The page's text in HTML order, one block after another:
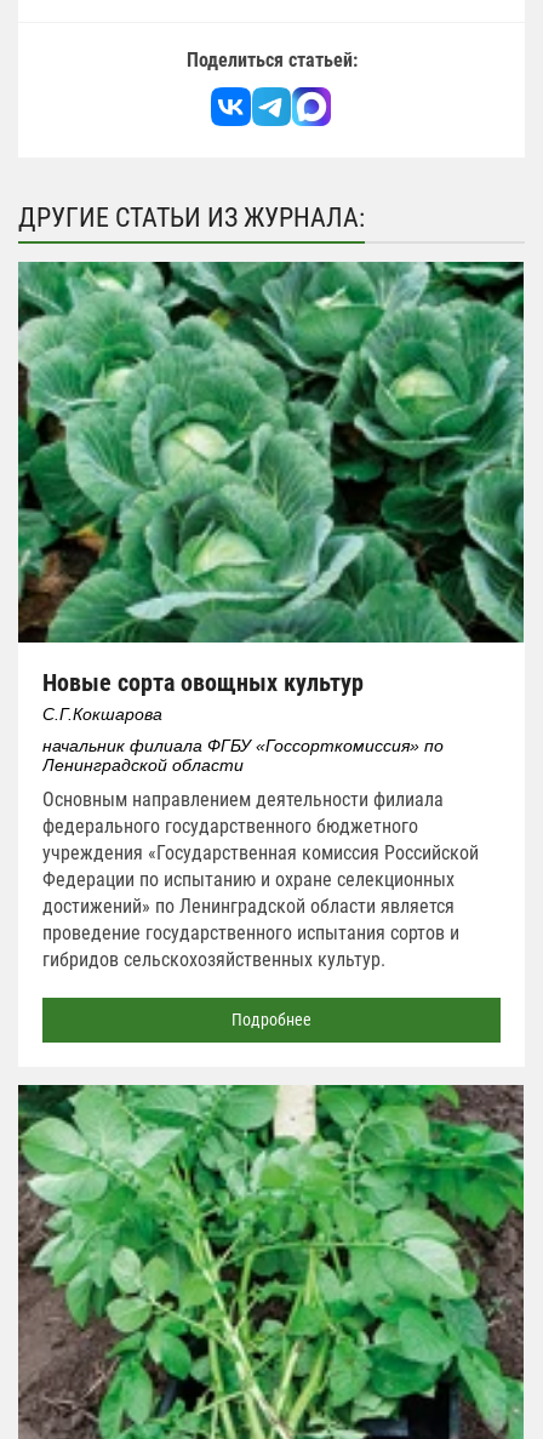
Поделиться статьей:
ДРУГИЕ СТАТЬИ ИЗ ЖУРНАЛА:
Новые сорта овощных культур
С.Г.Кокшарова
начальник филиала ФГБУ «Госсорткомиссия» по
Ленинградской области
Основным направлением деятельности филиала
федерального государственного бюджетного
учреждения «Государственная комиссия Российской
Федерации по испытанию и охране селекционных
достижений» по Ленинградской области является
проведение государственного испытания сортов и
гибридов сельскохозяйственных культур.
Подробнее